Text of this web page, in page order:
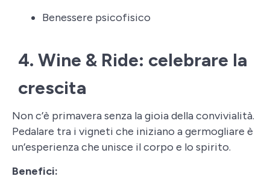
Benessere psicofisico
4. Wine & Ride: celebrare la
crescita
Non c’è primavera senza la gioia della convivialità.
Pedalare tra i vigneti che iniziano a germogliare è
un’esperienza che unisce il corpo e lo spirito.
Benefici: